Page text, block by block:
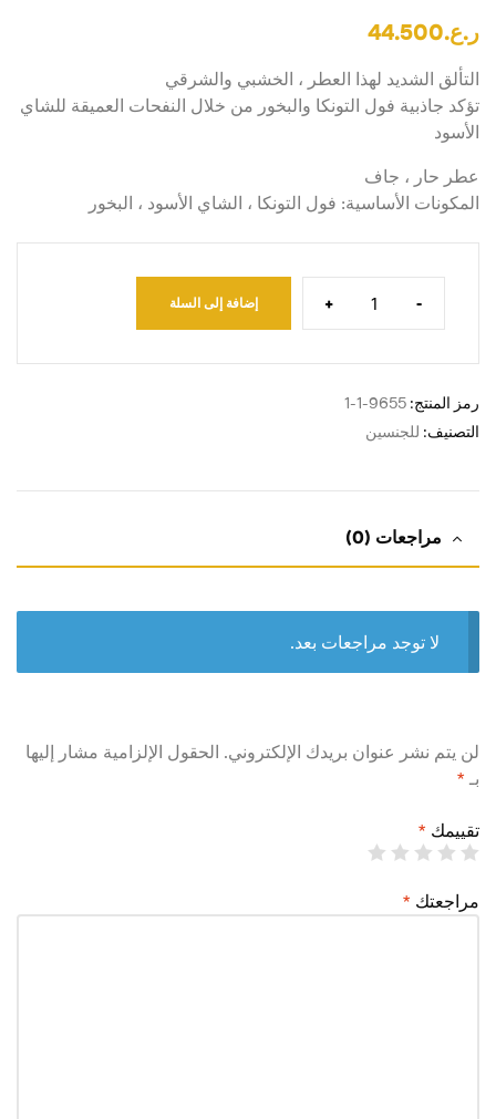
ر.ع.44.500
التألق الشديد لهذا العطر ، الخشبي والشرقي
تؤكد جاذبية فول التونكا والبخور من خلال النفحات العميقة للشاي
الأسود
عطر حار ، جاف
المكونات الأساسية: فول التونكا ، الشاي الأسود ، البخور
-
+ إضافة إلى السلة
رمز المنتج: 9655-1-1
التصنيف: للجنسين
مراجعات (0)
لا توجد مراجعات بعد.
لن يتم نشر عنوان بريدك الإلكتروني. الحقول الإلزامية مشار إليها
بـ *
تقييمك *
مراجعتك *